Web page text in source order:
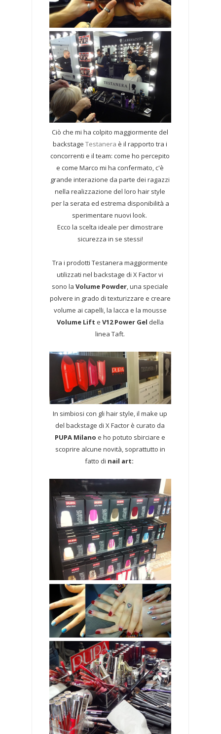
Ciò che mi ha colpito maggiormente del
backstageTestanera è il rapporto tra i
concorrenti e il team: come ho percepito
e come Marco mi ha confermato, c'è
grande interazione da parte dei ragazzi
nella realizzazione del loro hair style
per la serata ed estrema disponibilità a
sperimentare nuovi look.
Ecco la scelta ideale per dimostrare
sicurezza in se stessi!
Tra i prodotti Testanera maggiormente
utilizzati nel backstage di X Factor vi
sono laVolume Powder, una speciale
polvere in grado di texturizzare e creare
volume ai capelli, la lacca e la mousse
Volume Lift e V12 Power Gel della
linea Taft.
In simbiosi con gli hair style, il make up
del backstage di X Factor è curato da
PUPA Milano e ho potuto sbirciare e
scoprire alcune novità, soprattutto in
fatto di nail art: